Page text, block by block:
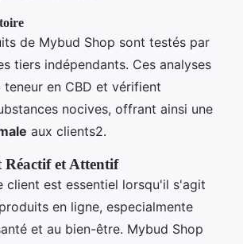
de Mybud Shop sont testés par
tiers indépendants. Ces analyses
en CBD et vérifient
nocives, offrant ainsi une
aux clients2.
Réactif et Attentif
client est essentiel lorsqu'il s'agit
en ligne, especialmente
et au bien-être. Mybud Shop